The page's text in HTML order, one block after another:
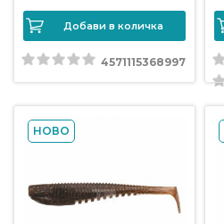
Политика
за
поверителност
използване
(Cookie)
Добави в количка
4571115368997
НОВО